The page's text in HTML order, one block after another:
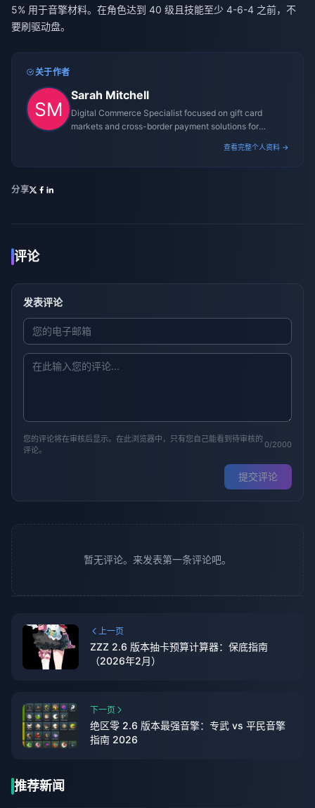
5% 用于音擎材料。在角色达到 40 级且技能至少 4-6-4 之前，不
要刷驱动盘。
关于作者
Sarah Mitchell
Digital Commerce Specialist focused on gift card
markets and cross-border payment solutions for
查看完整个人资料 →
分享
评论
发表评论
您的评论将在审核后显示。在此浏览器中，只有您自己能看到待审核的
评论。
0/2000
提交评论
暂无评论。来发表第一条评论吧。
上一页
ZZZ 2.6 版本抽卡预算计算器：保底指南
（2026年2月）
下一页
绝区零 2.6 版本最强音擎：专武 vs 平民音擎
指南 2026
推荐新闻